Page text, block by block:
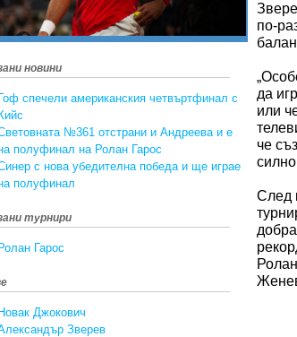
новини
спечели американския четвъртфинал с
№361 отстрани и Андреева и е
полуфинал на Ролан Гарос
с нова убедителна победа и ще играе
полуфинал
турнири
Ролан Гарос
Новак Джокович
Зверев
по-
да
или
че
След